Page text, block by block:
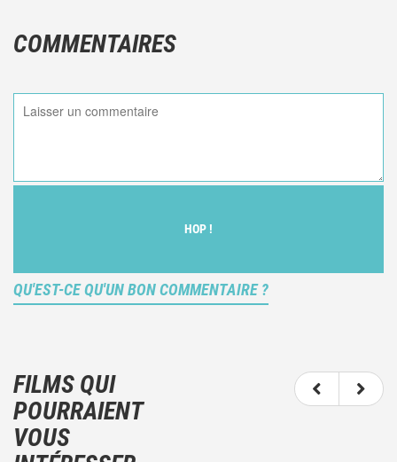
COMMENTAIRES
HOP !
QU'EST-CE QU'UN BON COMMENTAIRE ?
votre ressenti (et donc subjectif) du film.
N'hésitez pas à décrire clairement vos émotions
plutôt qu'à décrire le film.
Et, attention à ne pas dévoiler d'éléments de
FILMS QUI
POURRAIENT
VOUS